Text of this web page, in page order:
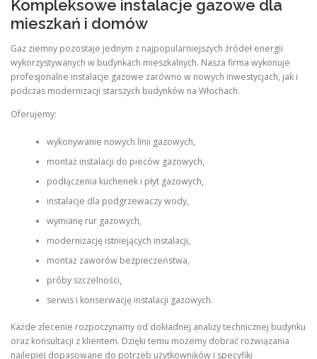
Kompleksowe instalacje gazowe dla
mieszkań i domów
Gaz ziemny pozostaje jednym z najpopularniejszych źródeł energii
wykorzystywanych w budynkach mieszkalnych. Nasza firma wykonuje
profesjonalne instalacje gazowe zarówno w nowych inwestycjach, jak i
podczas modernizacji starszych budynków na Włochach.
Oferujemy:
wykonywanie nowych linii gazowych,
montaż instalacji do pieców gazowych,
podłączenia kuchenek i płyt gazowych,
instalacje dla podgrzewaczy wody,
wymianę rur gazowych,
modernizację istniejących instalacji,
montaż zaworów bezpieczeństwa,
próby szczelności,
serwis i konserwację instalacji gazowych.
Każde zlecenie rozpoczynamy od dokładnej analizy technicznej budynku
oraz konsultacji z klientem. Dzięki temu możemy dobrać rozwiązania
najlepiej dopasowane do potrzeb użytkowników i specyfiki